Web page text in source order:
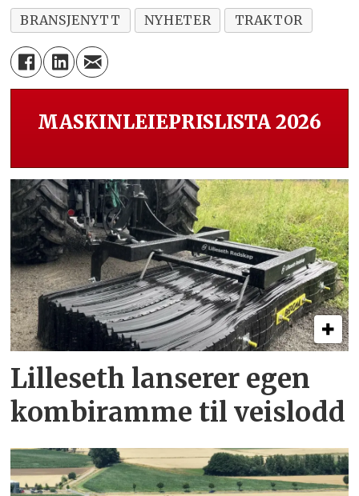
BRANSJENYTT NYHETER TRAKTOR
MASKINLEIEPRISLISTA 2026
Lilleseth lanserer egen
kombi­ramme til veislodd